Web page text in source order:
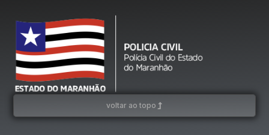
voltar ao topo